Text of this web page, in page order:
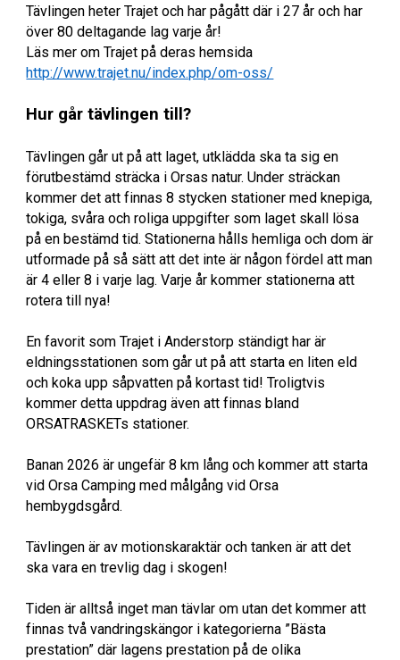
Tävlingen heter Trajet och har pågått där i 27 år och har
över 80 deltagande lag varje år!
Läs mer om Trajet på deras hemsida
http://www.trajet.nu/index.php/om-oss/
Hur går tävlingen till?
Tävlingen går ut på att laget, utklädda ska ta sig en
förutbestämd sträcka i Orsas natur. Under sträckan
kommer det att finnas 8 stycken stationer med knepiga,
tokiga, svåra och roliga uppgifter som laget skall lösa
på en bestämd tid. Stationerna hålls hemliga och dom är
utformade på så sätt att det inte är någon fördel att man
är 4 eller 8 i varje lag. Varje år kommer stationerna att
rotera till nya!
En favorit som Trajet i Anderstorp ständigt har är
eldningsstationen som går ut på att starta en liten eld
och koka upp såpvatten på kortast tid! Troligtvis
kommer detta uppdrag även att finnas bland
ORSATRASKETs stationer.
Banan 2026 är ungefär 8 km lång och kommer att starta
vid Orsa Camping med målgång vid Orsa
hembygdsgård.
Tävlingen är av motionskaraktär och tanken är att det
ska vara en trevlig dag i skogen!
Tiden är alltså inget man tävlar om utan det kommer att
finnas två vandringskängor i kategorierna ”Bästa
prestation” där lagens prestation på de olika